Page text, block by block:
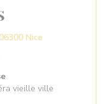
Nice((opent in een
vieille ville